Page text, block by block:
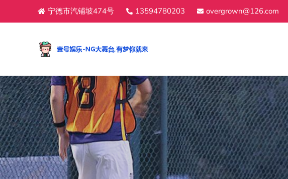
宁德市汽铺坡474号 13594780203 overgrown@126.com